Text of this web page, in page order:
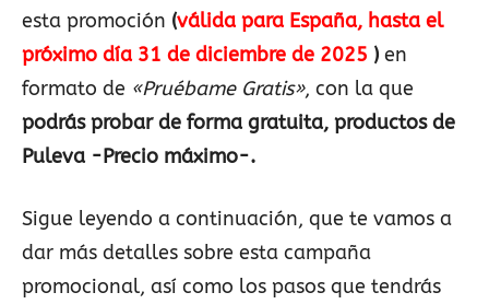
esta promoción (válida para España, hasta el
próximo día 31 de diciembre de 2025 ) en
formato de «Pruébame Gratis», con la que
podrás probar de forma gratuita, productos de
Puleva -Precio máximo-.
Sigue leyendo a continuación, que te vamos a
dar más detalles sobre esta campaña
promocional, así como los pasos que tendrás